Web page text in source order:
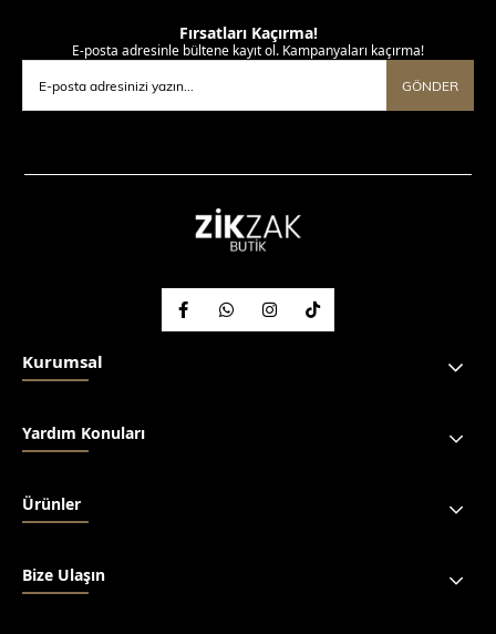
Fırsatları Kaçırma!
E-posta adresinle bültene kayıt ol. Kampanyaları kaçırma!
GÖNDER
Kurumsal
Yardım Konuları
Ürünler
Bize Ulaşın